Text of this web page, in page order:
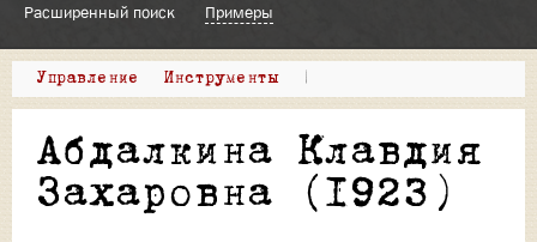
Расширенный поиск Примеры
Управление Инструменты |
Абдалкина Клавдия
Захаровна (1923)